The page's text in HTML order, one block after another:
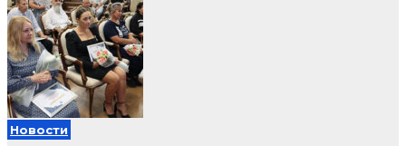
Новости